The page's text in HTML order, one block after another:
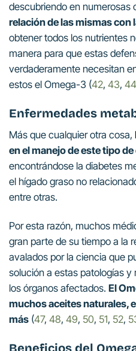
descubriendo en numerosas
relación de las mismas con
obtener todos los nutrientes
manera para que estas
verdaderamente necesitan
estos el Omega-3 (42, 43, 44
Enfermedades
Más que cualquier otra cosa,
en el manejo de este tipo
encontrándose la diabetes
el hígado graso no
entre otras.
Por esta razón, muchos
gran parte de su tiempo a la
avalados por la ciencia que
solución a estas patologías y
los órganos afectados. El
muchos aceites naturales,
más (47, 48, 49, 50, 51, 52,
Beneficios del